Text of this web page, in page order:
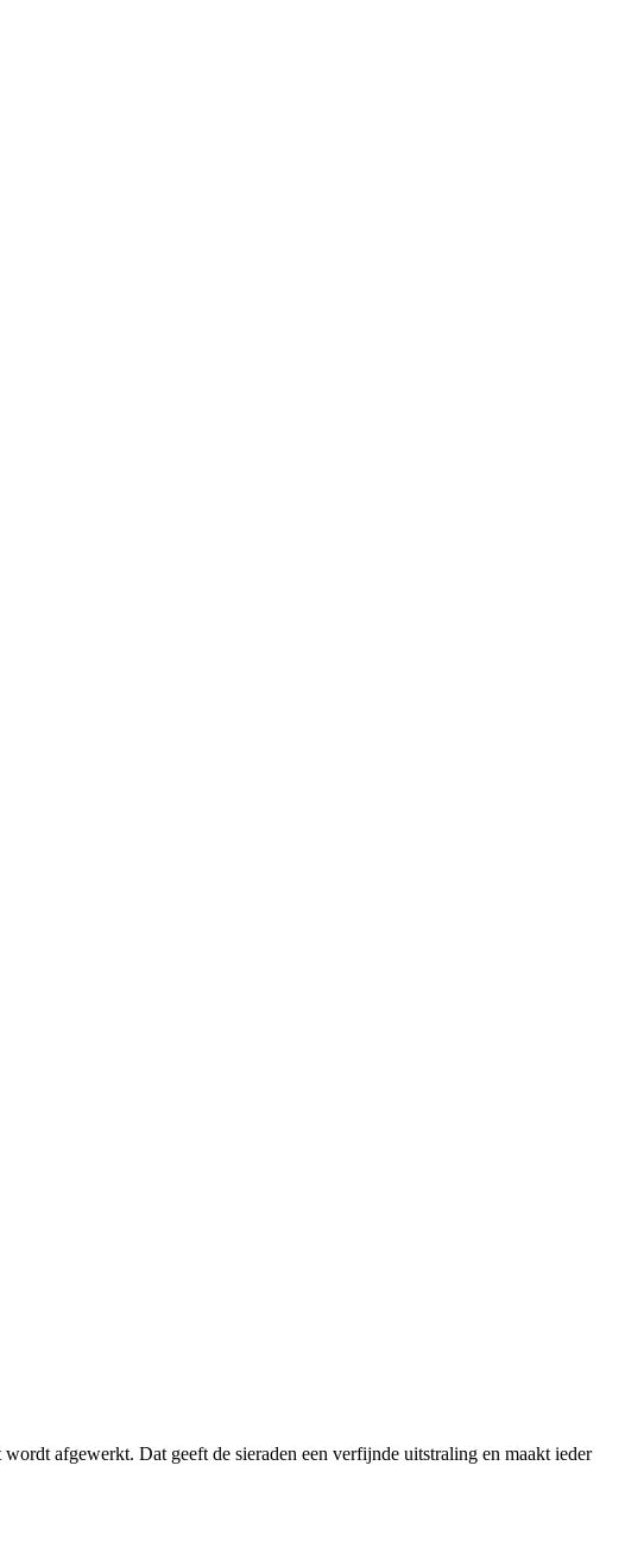
afgewerkt. Dat geeft de sieraden een verfijnde uitstraling en maakt ieder